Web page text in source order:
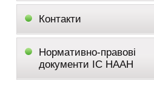
Контакти
Нормативно-правові
документи ІС НААН